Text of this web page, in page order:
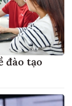
đào tạo